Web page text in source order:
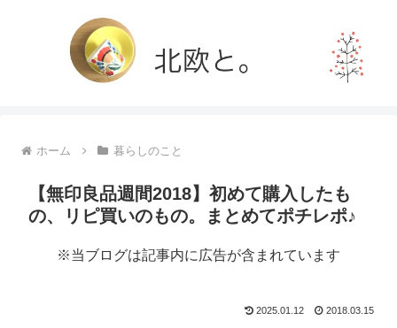
ホーム 暮らしのこと
【無印良品週間2018】初めて購入したも
の、リピ買いのもの。まとめてポチレポ♪
※当ブログは記事内に広告が含まれています
2025.01.12 2018.03.15